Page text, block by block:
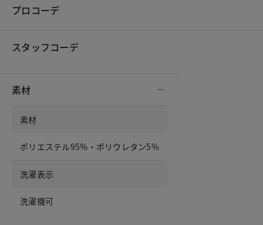
プロコーデ
スタッフコーデ
素材
素材
ポリエステル95%・ポリウレタン5%
洗濯表示
洗濯機可